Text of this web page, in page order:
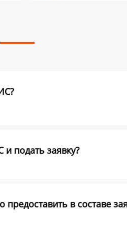
подать заявку?
в составе